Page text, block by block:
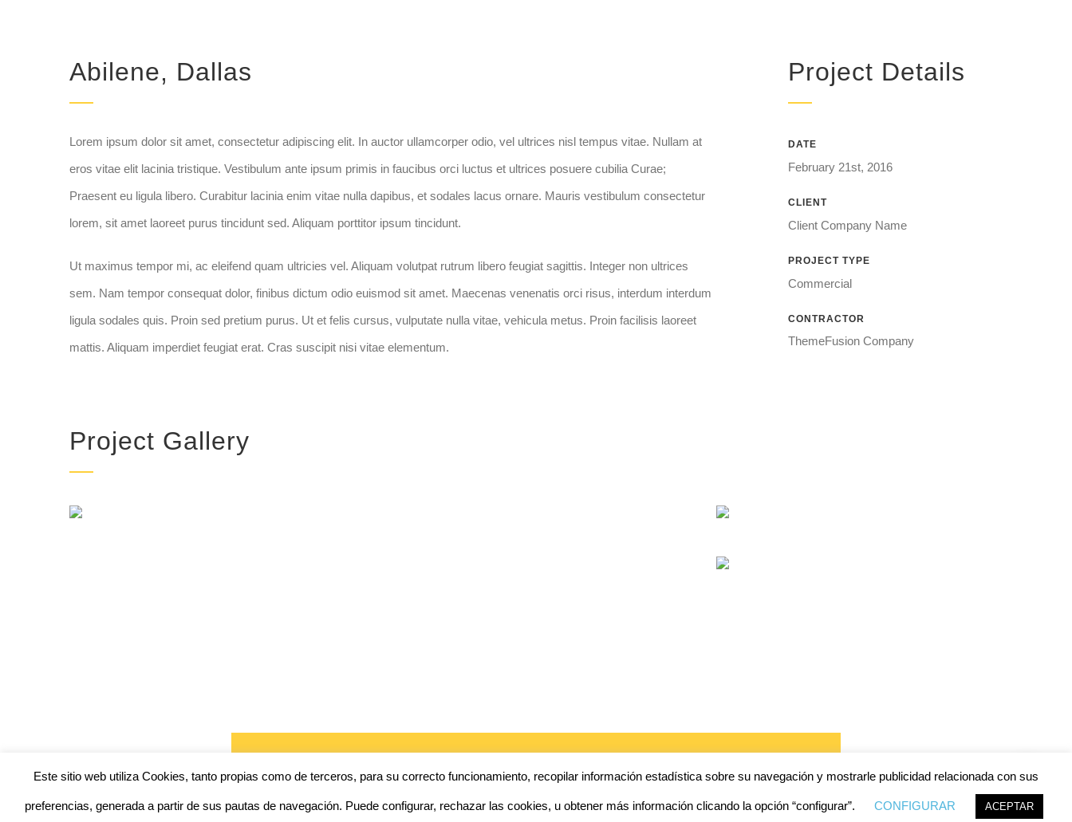
Abilene, Dallas
Lorem ipsum dolor sit amet, consectetur adipiscing elit. In auctor ullamcorper odio, vel ultrices nisl tempus vitae. Nullam at
eros vitae elit lacinia tristique. Vestibulum ante ipsum primis in faucibus orci luctus et ultrices posuere cubilia Curae;
Praesent eu ligula libero. Curabitur lacinia enim vitae nulla dapibus, et sodales lacus ornare. Mauris vestibulum consectetur
lorem, sit amet laoreet purus tincidunt sed. Aliquam porttitor ipsum tincidunt.
Ut maximus tempor mi, ac eleifend quam ultricies vel. Aliquam volutpat rutrum libero feugiat sagittis. Integer non ultrices
sem. Nam tempor consequat dolor, finibus dictum odio euismod sit amet. Maecenas venenatis orci risus, interdum interdum
ligula sodales quis. Proin sed pretium purus. Ut et felis cursus, vulputate nulla vitae, vehicula metus. Proin facilisis laoreet
mattis. Aliquam imperdiet feugiat erat. Cras suscipit nisi vitae elementum.
Project Details
DATE
February 21st, 2016
CLIENT
Client Company Name
PROJECT TYPE
Commercial
CONTRACTOR
ThemeFusion Company
Project Gallery
Get A Quote Today
Este sitio web utiliza Cookies, tanto propias como de terceros, para su correcto funcionamiento, recopilar información estadística sobre su navegación y mostrarle publicidad relacionada con sus
preferencias, generada a partir de sus pautas de navegación. Puede configurar, rechazar las cookies, u obtener más información clicando la opción “configurar”. CONFIGURAR ACEPTAR